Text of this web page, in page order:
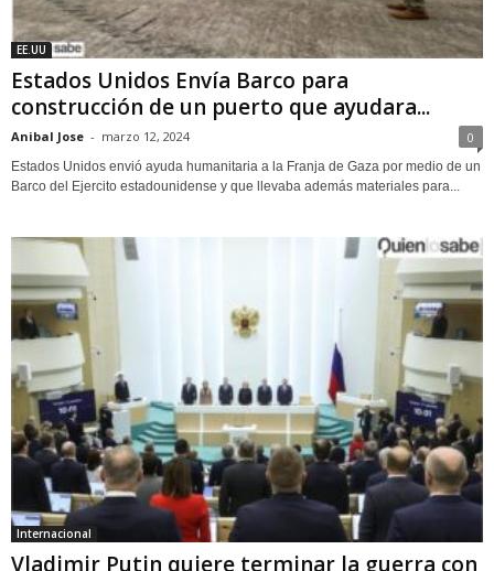
EE.UU
Estados Unidos Envía Barco para
construcción de un puerto que ayudara...
Anibal Jose - marzo 12, 2024 0
Estados Unidos envió ayuda humanitaria a la Franja de Gaza por medio de un
Barco del Ejercito estadounidense y que llevaba además materiales para...
Internacional
Vladimir Putin quiere terminar la guerra con